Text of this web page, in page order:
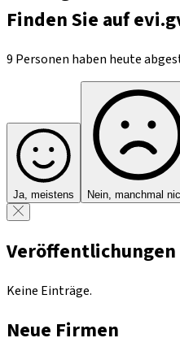
Finden Sie auf
9 Personen haben heute
Ja, meistens Nein, manchmal
Veröffentlichungen
Keine Einträge.
Neue Firmen